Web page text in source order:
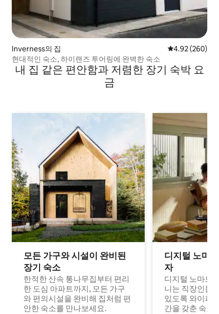
Inverness의 집 평점 4.92점(5
4.92 (260)
현대적인 숙소, 하이랜즈 투어링에 완벽한 숙소
내 집 같은 편안함과 저렴한 장기 숙박 요
금
모든 가구와 시설이 완비된
장기 숙소
한적한 산속 통나무집부터 편리
한 도심 아파트까지, 모든 가구
와 편의시설을 완비해 집처럼 편
안한 숙소를 만나보세요.
디지털 노마
자
디지털 노마드
니는 직장인들
있도록 와이파
간을 갖춘 숙소